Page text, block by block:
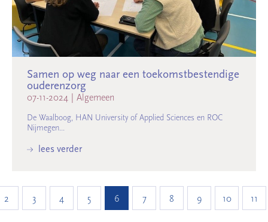
Samen op weg naar een toekomstbestendige
ouderenzorg
07-11-2024 Algemeen
De Waalboog, HAN University of Applied Sciences en ROC
Nijmegen...
lees verder
2 3 4 5 6 7 8 9 10 11